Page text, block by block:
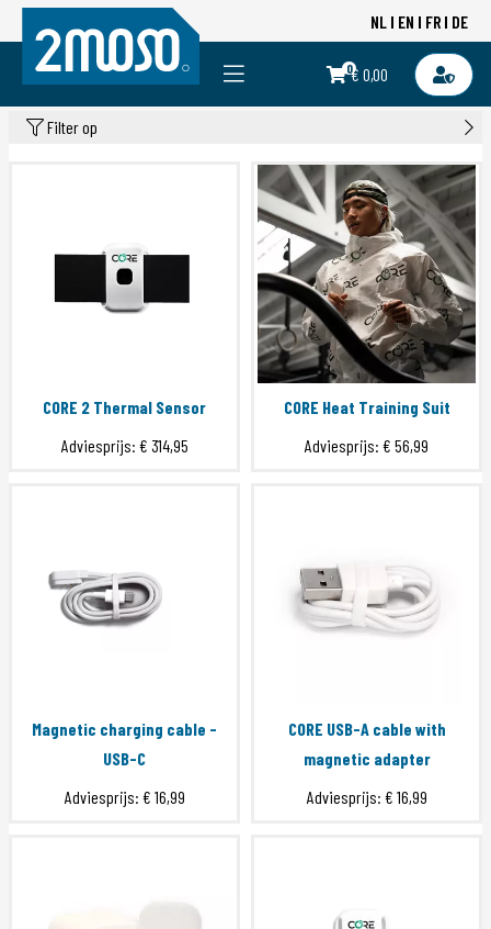
NL EN FR DE
0€ 0,00
Filter op
CORE 2 Thermal Sensor
Adviesprijs: € 314,95
CORE Heat Training Suit
Adviesprijs: € 56,99
Magnetic charging cable -
USB-C
Adviesprijs: € 16,99
CORE USB-A cable with
magnetic adapter
Adviesprijs: € 16,99